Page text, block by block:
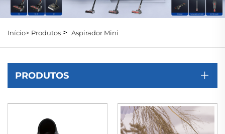
Início> Produtos > Aspirador Mini
PRODUTOS